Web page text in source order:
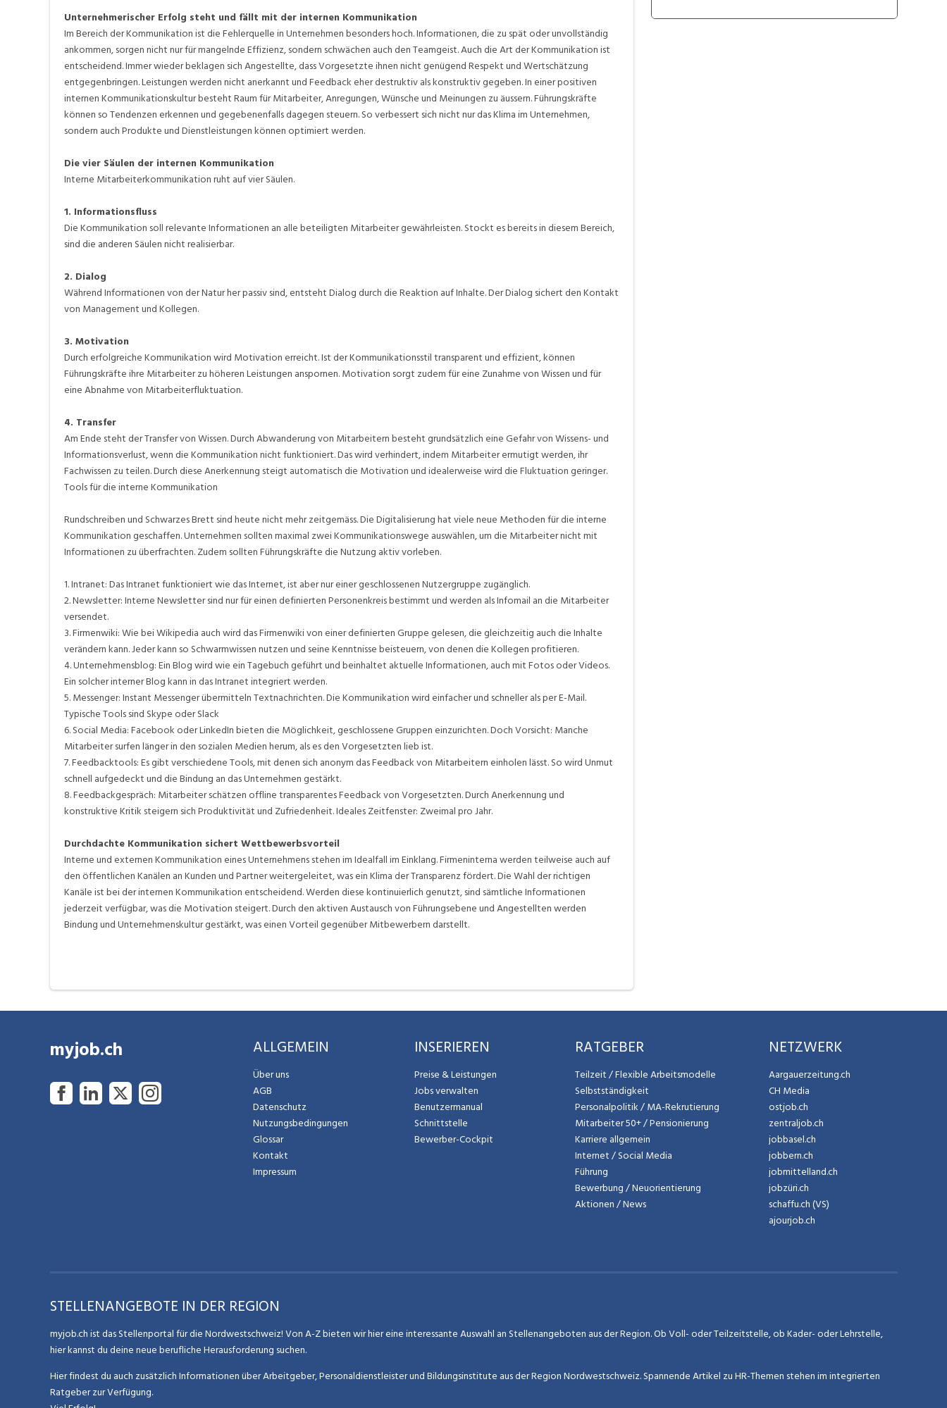
Unternehmerischer Erfolg steht und fällt mit der internen Kommunikation
Im Bereich der Kommunikation ist die Fehlerquelle in Unternehmen besonders hoch. Informationen, die zu spät oder unvollständig
ankommen, sorgen nicht nur für mangelnde Effizienz, sondern schwächen auch den Teamgeist. Auch die Art der Kommunikation ist
entscheidend. Immer wieder beklagen sich Angestellte, dass Vorgesetzte ihnen nicht genügend Respekt und Wertschätzung
entgegenbringen. Leistungen werden nicht anerkannt und Feedback eher destruktiv als konstruktiv gegeben. In einer positiven
internen Kommunikationskultur besteht Raum für Mitarbeiter, Anregungen, Wünsche und Meinungen zu äussern. Führungskräfte
können so Tendenzen erkennen und gegebenenfalls dagegen steuern. So verbessert sich nicht nur das Klima im Unternehmen,
sondern auch Produkte und Dienstleistungen können optimiert werden.
Die vier Säulen der internen Kommunikation
Interne Mitarbeiterkommunikation ruht auf vier Säulen.
1. Informationsfluss
Die Kommunikation soll relevante Informationen an alle beteiligten Mitarbeiter gewährleisten. Stockt es bereits in diesem Bereich,
sind die anderen Säulen nicht realisierbar.
2. Dialog
Während Informationen von der Natur her passiv sind, entsteht Dialog durch die Reaktion auf Inhalte. Der Dialog sichert den Kontakt
von Management und Kollegen.
3. Motivation
Durch erfolgreiche Kommunikation wird Motivation erreicht. Ist der Kommunikationsstil transparent und effizient, können
Führungskräfte ihre Mitarbeiter zu höheren Leistungen anspornen. Motivation sorgt zudem für eine Zunahme von Wissen und für
eine Abnahme von Mitarbeiterfluktuation.
4. Transfer
Am Ende steht der Transfer von Wissen. Durch Abwanderung von Mitarbeitern besteht grundsätzlich eine Gefahr von Wissens- und
Informationsverlust, wenn die Kommunikation nicht funktioniert. Das wird verhindert, indem Mitarbeiter ermutigt werden, ihr
Fachwissen zu teilen. Durch diese Anerkennung steigt automatisch die Motivation und idealerweise wird die Fluktuation geringer.
Tools für die interne Kommunikation
Rundschreiben und Schwarzes Brett sind heute nicht mehr zeitgemäss. Die Digitalisierung hat viele neue Methoden für die interne
Kommunikation geschaffen. Unternehmen sollten maximal zwei Kommunikationswege auswählen, um die Mitarbeiter nicht mit
Informationen zu überfrachten. Zudem sollten Führungskräfte die Nutzung aktiv vorleben.
1. Intranet: Das Intranet funktioniert wie das Internet, ist aber nur einer geschlossenen Nutzergruppe zugänglich.
2. Newsletter: Interne Newsletter sind nur für einen definierten Personenkreis bestimmt und werden als Infomail an die Mitarbeiter
versendet.
3. Firmenwiki: Wie bei Wikipedia auch wird das Firmenwiki von einer definierten Gruppe gelesen, die gleichzeitig auch die Inhalte
verändern kann. Jeder kann so Schwarmwissen nutzen und seine Kenntnisse beisteuern, von denen die Kollegen profitieren.
4. Unternehmensblog: Ein Blog wird wie ein Tagebuch geführt und beinhaltet aktuelle Informationen, auch mit Fotos oder Videos.
Ein solcher interner Blog kann in das Intranet integriert werden.
5. Messenger: Instant Messenger übermitteln Textnachrichten. Die Kommunikation wird einfacher und schneller als per E-Mail.
Typische Tools sind Skype oder Slack
6. Social Media: Facebook oder LinkedIn bieten die Möglichkeit, geschlossene Gruppen einzurichten. Doch Vorsicht: Manche
Mitarbeiter surfen länger in den sozialen Medien herum, als es den Vorgesetzten lieb ist.
7. Feedbacktools: Es gibt verschiedene Tools, mit denen sich anonym das Feedback von Mitarbeitern einholen lässt. So wird Unmut
schnell aufgedeckt und die Bindung an das Unternehmen gestärkt.
8. Feedbackgespräch: Mitarbeiter schätzen offline transparentes Feedback von Vorgesetzten. Durch Anerkennung und
konstruktive Kritik steigern sich Produktivität und Zufriedenheit. Ideales Zeitfenster: Zweimal pro Jahr.
Durchdachte Kommunikation sichert Wettbewerbsvorteil
Interne und externen Kommunikation eines Unternehmens stehen im Idealfall im Einklang. Firmeninterna werden teilweise auch auf
den öffentlichen Kanälen an Kunden und Partner weitergeleitet, was ein Klima der Transparenz fördert. Die Wahl der richtigen
Kanäle ist bei der internen Kommunikation entscheidend. Werden diese kontinuierlich genutzt, sind sämtliche Informationen
jederzeit verfügbar, was die Motivation steigert. Durch den aktiven Austausch von Führungsebene und Angestellten werden
Bindung und Unternehmenskultur gestärkt, was einen Vorteil gegenüber Mitbewerbern darstellt.
myjob.ch ALLGEMEIN
Über uns
AGB
Datenschutz
Nutzungsbedingungen
Glossar
Kontakt
Impressum
INSERIEREN
Preise & Leistungen
Jobs verwalten
Benutzermanual
Schnittstelle
Bewerber-Cockpit
RATGEBER
Teilzeit / Flexible Arbeitsmodelle
Selbstständigkeit
Personalpolitik / MA-Rekrutierung
Mitarbeiter 50+ / Pensionierung
Karriere allgemein
Internet / Social Media
Führung
Bewerbung / Neuorientierung
Aktionen / News
NETZWERK
Aargauerzeitung.ch
CH Media
ostjob.ch
zentraljob.ch
jobbasel.ch
jobbern.ch
jobmittelland.ch
jobzüri.ch
schaffu.ch (VS)
ajourjob.ch
STELLENANGEBOTE IN DER REGION
myjob.ch ist das Stellenportal für die Nordwestschweiz! Von A-Z bieten wir hier eine interessante Auswahl an Stellenangeboten aus der Region. Ob Voll- oder Teilzeitstelle, ob Kader- oder Lehrstelle,
hier kannst du deine neue berufliche Herausforderung suchen.
Hier findest du auch zusätzlich Informationen über Arbeitgeber, Personaldienstleister und Bildungsinstitute aus der Region Nordwestschweiz. Spannende Artikel zu HR-Themen stehen im integrierten
Ratgeber zur Verfügung.